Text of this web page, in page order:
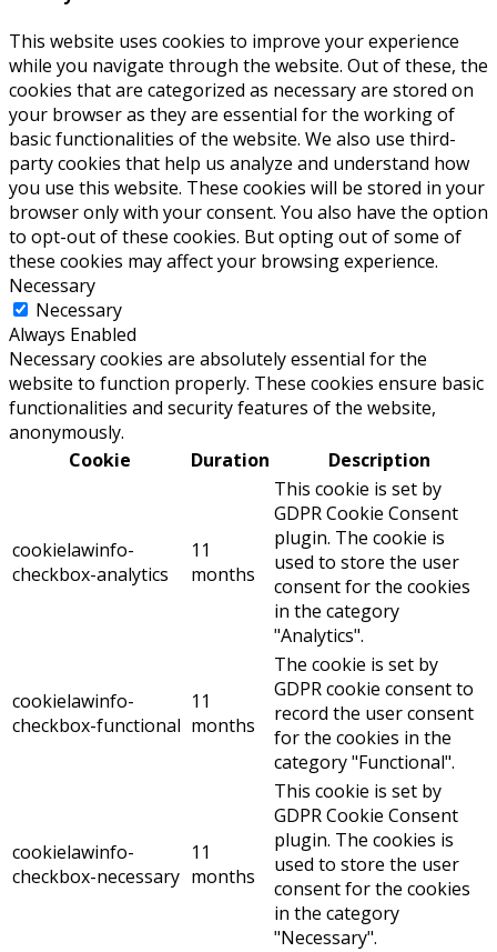
This website uses cookies to improve your experience
while you navigate through the website. Out of these, the
cookies that are categorized as necessary are stored on
your browser as they are essential for the working of
basic functionalities of the website. We also use third-
party cookies that help us analyze and understand how
you use this website. These cookies will be stored in your
browser only with your consent. You also have the option
to opt-out of these cookies. But opting out of some of
these cookies may affect your browsing experience.
Necessary
Necessary
Always Enabled
Necessary cookies are absolutely essential for the
website to function properly. These cookies ensure basic
functionalities and security features of the website,
anonymously.
Cookie
Duration Description
cookielawinfo-
checkbox-analytics
11
months
This cookie is set by
GDPR Cookie Consent
plugin. The cookie is
used to store the user
consent for the cookies
in the category
"Analytics".
cookielawinfo-
checkbox-functional
11
months
The cookie is set by
GDPR cookie consent to
record the user consent
for the cookies in the
category "Functional".
cookielawinfo-
checkbox-necessary
11
months
This cookie is set by
GDPR Cookie Consent
plugin. The cookies is
used to store the user
consent for the cookies
in the category
"Necessary".